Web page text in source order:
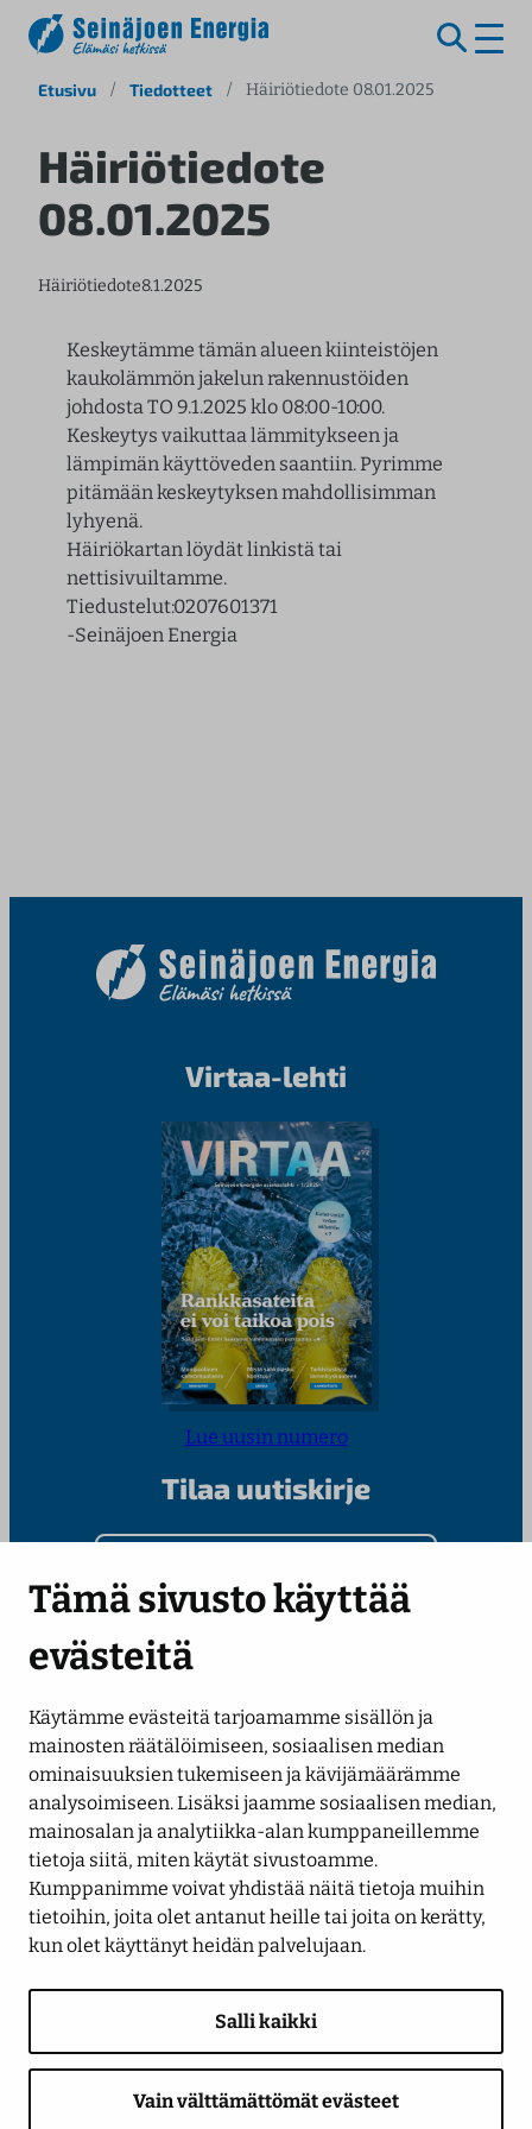
Tämä sivusto käyttää
evästeitä
Käytämme evästeitä tarjoamamme sisällön ja
mainosten räätälöimiseen, sosiaalisen median
ominaisuuksien tukemiseen ja kävijämäärämme
analysoimiseen. Lisäksi jaamme sosiaalisen median,
mainosalan ja analytiikka-alan kumppaneillemme
tietoja siitä, miten käytät sivustoamme.
Kumppanimme voivat yhdistää näitä tietoja muihin
tietoihin, joita olet antanut heille tai joita on kerätty,
kun olet käyttänyt heidän palvelujaan.
Salli kaikki
Vain välttämättömät evästeet
Etusivu / Tiedotteet / Häiriötiedote 08.01.2025
Häiriötiedote
08.01.2025
Häiriötiedote8.1.2025
Keskeytämme tämän alueen kiinteistöjen
kaukolämmön jakelun rakennustöiden
johdosta TO 9.1.2025 klo 08:00-10:00.
Keskeytys vaikuttaa lämmitykseen ja
lämpimän käyttöveden saantiin. Pyrimme
pitämään keskeytyksen mahdollisimman
lyhyenä.
Häiriökartan löydät linkistä tai
nettisivuiltamme.
Tiedustelut:0207601371
-Seinäjoen Energia
Virtaa-lehti
Lue uusin numero
Tilaa uutiskirje
Kirjoita sähköpostiosoitteesi
Seuraa meitä
LinkedIn Facebook InstagramYouTube
SaavutettavuusselosteTietosuojaseloste
Näytä evästeasetukseniAnna palautetta Ilmoituskanava